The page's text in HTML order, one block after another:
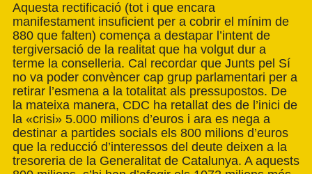
Aquesta rectificació (tot i que encara
manifestament insuficient per a cobrir el mínim de
880 que falten) comença a destapar l’intent de
tergiversació de la realitat que ha volgut dur a
terme la conselleria. Cal recordar que Junts pel Sí
no va poder convèncer cap grup parlamentari per a
retirar l’esmena a la totalitat als pressupostos. De
la mateixa manera, CDC ha retallat des de l’inici de
la «crisi» 5.000 milions d’euros i ara es nega a
destinar a partides socials els 800 milions d’euros
que la reducció d’interessos del deute deixen a la
tresoreria de la Generalitat de Catalunya. A aquests